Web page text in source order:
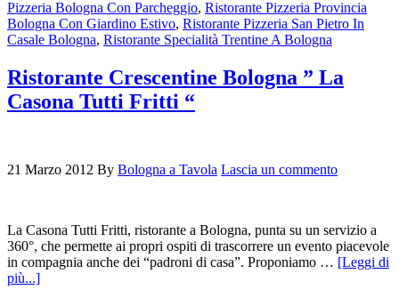
Pizzeria Bologna Con Parcheggio, Ristorante Pizzeria Provincia
Bologna Con Giardino Estivo, Ristorante Pizzeria San Pietro In
Casale Bologna, Ristorante Specialità Trentine A Bologna
Ristorante Crescentine Bologna ” La
Casona Tutti Fritti “
21 Marzo 2012 By Bologna a Tavola Lascia un commento
La Casona Tutti Fritti, ristorante a Bologna, punta su un servizio a
360°, che permette ai propri ospiti di trascorrere un evento piacevole
in compagnia anche dei “padroni di casa”. Proponiamo … [Leggi di
più...]